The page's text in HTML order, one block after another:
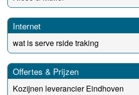
Internet
wat is serve rside traking
Offertes & Prijzen
Kozijnen leverancier Eindhoven